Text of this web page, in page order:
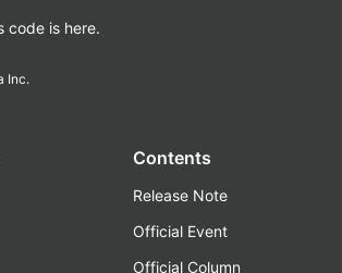
code is here.
Inc.
Contents
Release Note
Official Event
Official Column